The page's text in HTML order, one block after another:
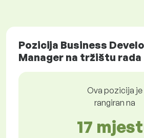
Pozicija Business
Manager na tržištu rada
Ova pozicija je
rangiran na
17